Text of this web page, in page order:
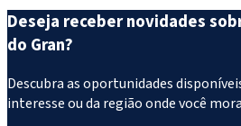
Deseja receber novidades
do Gran?
Descubra as oportunidades
interesse ou da região onde você